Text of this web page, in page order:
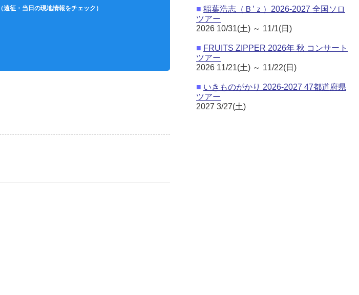
（遠征・当日の現地情報をチェック） ■ 稲葉浩志（Ｂ’ｚ）2026-2027 全国ソロ
ツアー
2026 10/31(土) ～ 11/1(日)
■ FRUITS ZIPPER 2026年 秋 コンサート
ツアー
2026 11/21(土) ～ 11/22(日)
■ いきものがかり 2026-2027 47都道府県
ツアー
2027 3/27(土)